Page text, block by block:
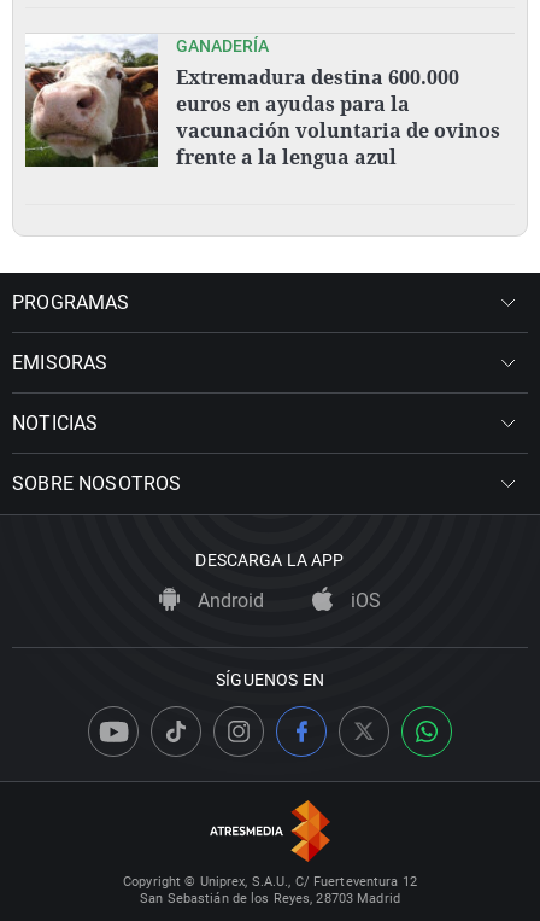
GANADERÍA
Extremadura destina 600.000
euros en ayudas para la
vacunación voluntaria de ovinos
frente a la lengua azul
PROGRAMAS
EMISORAS
NOTICIAS
SOBRE NOSOTROS
DESCARGA LA APP
Android iOS
SÍGUENOS EN
Copyright © Uniprex, S.A.U., C/ Fuerteventura 12
San Sebastián de los Reyes, 28703 Madrid